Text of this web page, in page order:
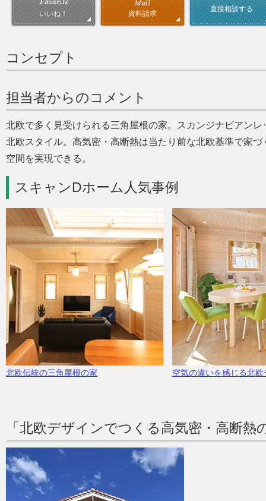
いいね！ 資料請求
直接相談する
コンセプト
担当者からのコメント
北欧で多く見受けられる三角屋根の家。スカンジナビアン
北欧スタイル。高気密・高断熱は当たり前な北欧基準で家
空間を実現できる。
スキャンDホーム人気事例
北欧伝統の三角屋根の家 空気の違いを感じる北
「北欧デザインでつくる高気密・高断